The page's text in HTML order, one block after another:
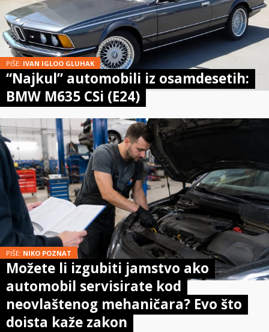
PIŠE: IVAN IGLOO GLUHAK
“Najkul” automobili iz osamdesetih:
BMW M635 CSi (E24)
PIŠE: NIKO POZNAT
Možete li izgubiti jamstvo ako
automobil servisirate kod
neovlaštenog mehaničara? Evo što
doista kaže zakon